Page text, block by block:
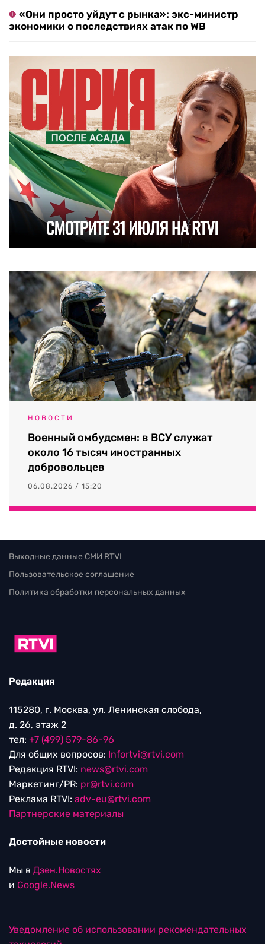
«Они просто уйдут с рынка»: экс-министр
экономики о последствиях атак по WB
НОВОСТИ
Военный омбудсмен: в ВСУ служат
около 16 тысяч иностранных
добровольцев
06.08.2026 / 15:20
Выходные данные СМИ RTVI
Пользовательское соглашение
Политика обработки персональных данных
Редакция
115280, г. Москва, ул. Ленинская слобода,
д. 26, этаж 2
тел: +7 (499) 579-86-96
Для общих вопросов: Infortvi@rtvi.com
Редакция RTVI: news@rtvi.com
Маркетинг/PR: pr@rtvi.com
Реклама RTVI: adv-eu@rtvi.com
Партнерские материалы
Достойные новости
Мы в Дзен.Новостях
и Google.News
Уведомление об использовании рекомендательных